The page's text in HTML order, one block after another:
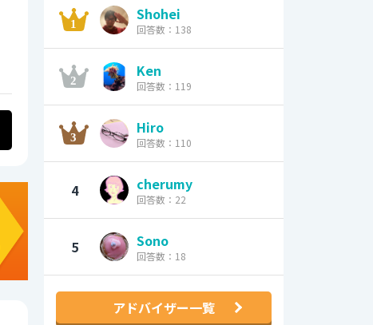
Shohei
回答数：138
Ken
回答数：119
Hiro
回答数：110
4 cherumy
回答数：22
5 Sono
回答数：18
アドバイザー一覧